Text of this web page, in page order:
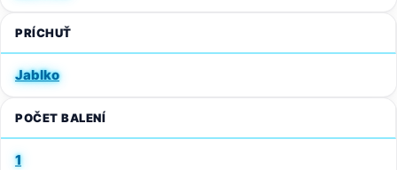
PRÍCHUŤ
Jablko
POČET BALENÍ
1